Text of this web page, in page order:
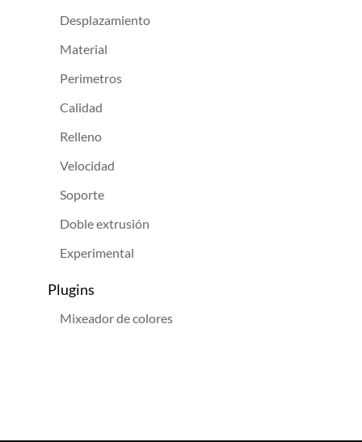
Desplazamiento
Material
Perimetros
Calidad
Relleno
Velocidad
Soporte
Doble extrusión
Experimental
Plugins
Mixeador de colores